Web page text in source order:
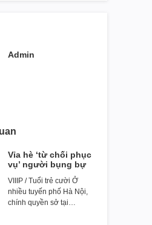
Admin
Vỉa hè ‘từ chối phục
vụ’ người bụng bự
VIIIP / Tuổi trẻ cười Ở
nhiều tuyến phố Hà Nội,
chính quyền sở tại…